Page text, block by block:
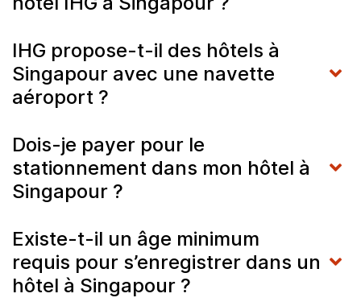
IHG propose-t-il des hôtels à
Singapour avec une navette
aéroport ?
Dois-je payer pour le
stationnement dans mon hôtel à
Singapour ?
Existe-t-il un âge minimum
requis pour s’enregistrer dans un
hôtel à Singapour ?